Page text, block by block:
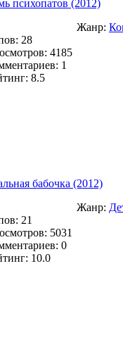
психопатов (2012)
Жанр:
28
4185
1
8.5
бабочка (2012)
Жанр:
21
5031
0
10.0